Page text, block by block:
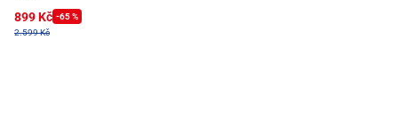
899 Kč -65 %
2.599 Kč